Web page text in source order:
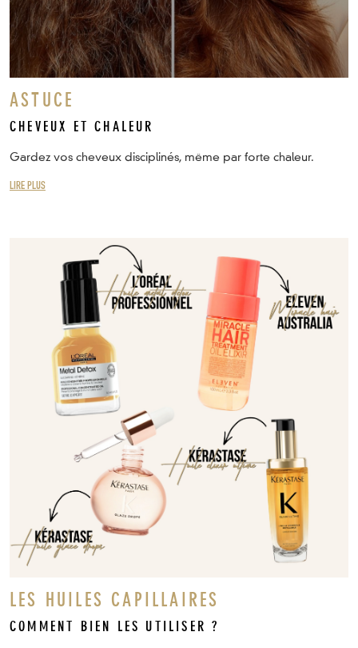
ASTUCE
CHEVEUX ET CHALEUR
Gardez vos cheveux disciplinés, même par forte chaleur.
LIRE PLUS
LES HUILES CAPILLAIRES
COMMENT BIEN LES UTILISER ?